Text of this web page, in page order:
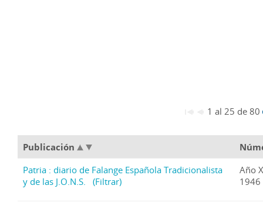
1 al 25 de 80
Publicación
Patria : diario de Falange Española Tradicionalista
y de las J.O.N.S.
(Filtrar)
Año